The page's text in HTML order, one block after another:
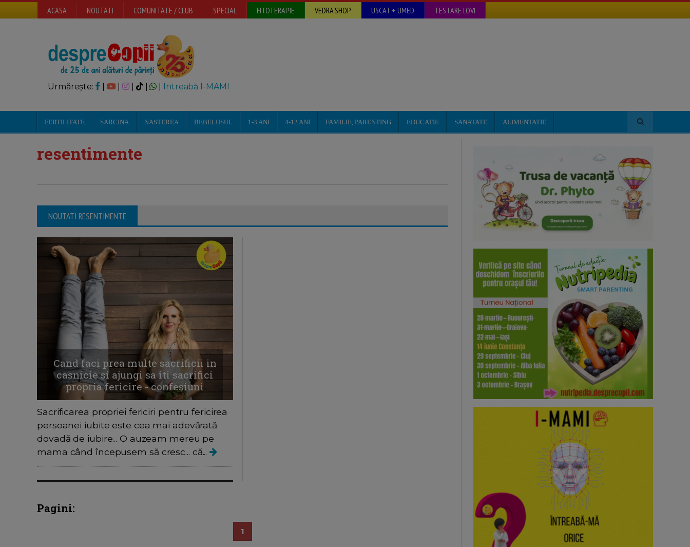
ACASA NOUTATI COMUNITATE / CLUB SPECIAL FITOTERAPIE VEDRA SHOP USCAT + UMED TESTARE LOVI
Urmărește: | | Intreabă I-MAMI
FERTILITATE SARCINA NASTEREA BEBELUSUL 1-3 ANI 4-12 ANI FAMILIE, PARENTING EDUCATIE SANATATE ALIMENTATIE
resentimente
NOUTATI RESENTIMENTE
Cand faci prea multe sacrificii in
casnicie si ajungi sa iti sacrifici
propria fericire - confesiuni
Sacrificarea propriei fericiri pentru fericirea
persoanei iubite este cea mai adevărată
dovadă de iubire... O auzeam mereu pe
mama când începusem să cresc... că...
Pagini:
1